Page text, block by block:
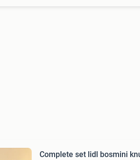
Complete set lidl bosmini